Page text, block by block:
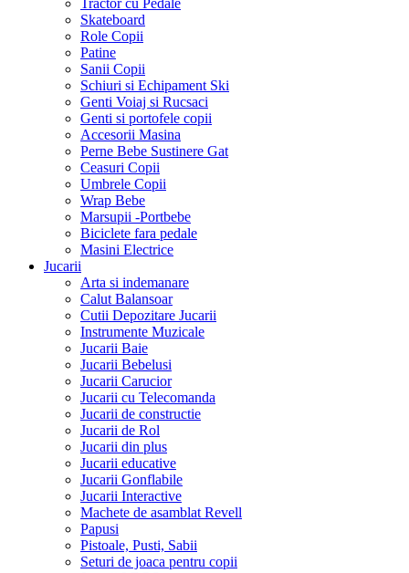
Tractor cu Pedale
Skateboard
Role Copii
Patine
Sanii Copii
Schiuri si Echipament Ski
Genti Voiaj si Rucsaci
Genti si portofele copii
Accesorii Masina
Perne Bebe Sustinere Gat
Ceasuri Copii
Umbrele Copii
Wrap Bebe
Marsupii -Portbebe
Biciclete fara pedale
Masini Electrice
Jucarii
Arta si indemanare
Calut Balansoar
Cutii Depozitare Jucarii
Instrumente Muzicale
Jucarii Baie
Jucarii Bebelusi
Jucarii Carucior
Jucarii cu Telecomanda
Jucarii de constructie
Jucarii de Rol
Jucarii din plus
Jucarii educative
Jucarii Gonflabile
Jucarii Interactive
Machete de asamblat Revell
Papusi
Pistoale, Pusti, Sabii
Seturi de joaca pentru copii